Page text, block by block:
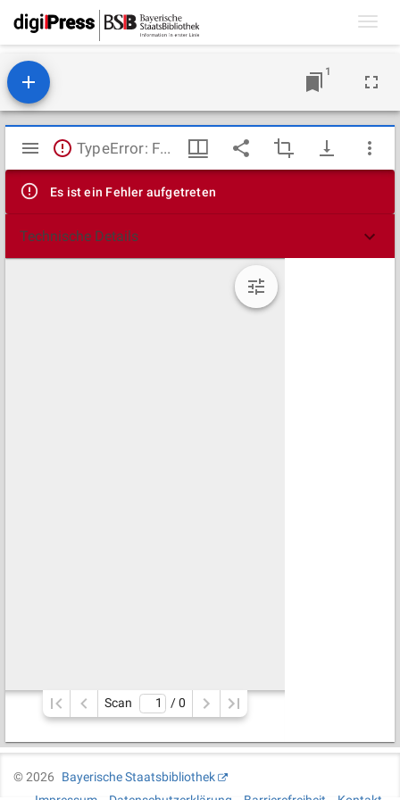
1
Mirador
Viewer
TypeError: Failed to fetch
Es ist ein Fehler aufgetreten
Technische Details
Scan / 0
©2026
Bayerische Staatsbibliothek